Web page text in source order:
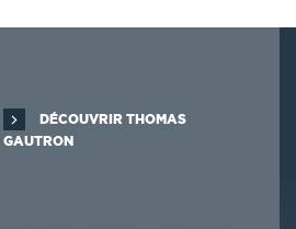
DÉCOUVRIR THOMAS
GAUTRON